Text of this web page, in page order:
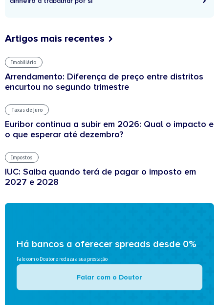
Artigos mais recentes
Imobiliário
Arrendamento: Diferença de preço entre distritos
encurtou no segundo trimestre
Taxas de Juro
Euribor continua a subir em 2026: Qual o impacto e
o que esperar até dezembro?
Impostos
IUC: Saiba quando terá de pagar o imposto em
2027 e 2028
Há bancos a oferecer spreads desde 0%
Fale com o Doutor e reduza a sua prestação
Falar com o Doutor